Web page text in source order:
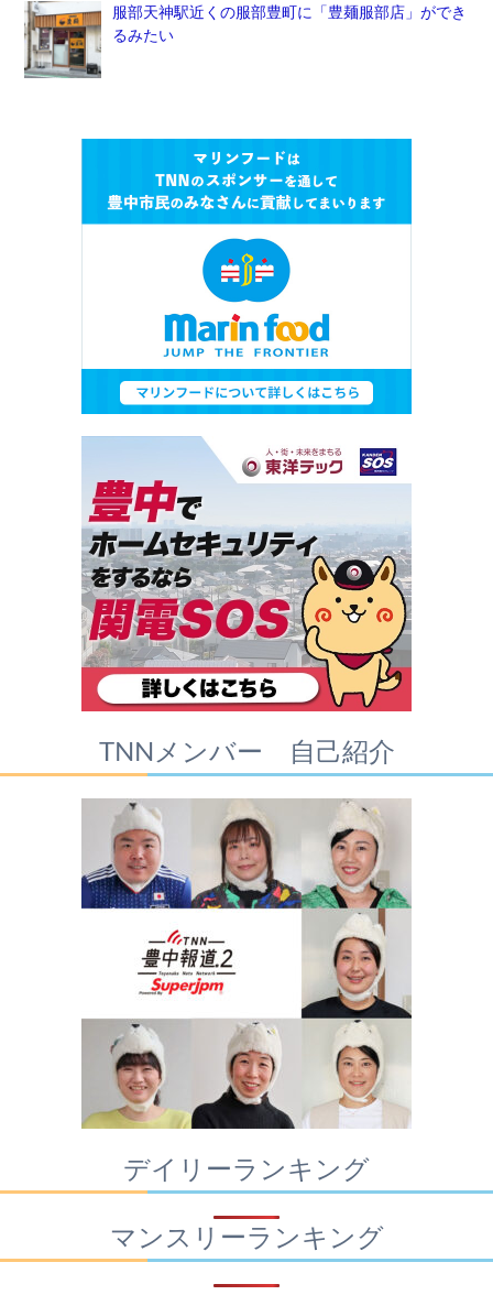
服部天神駅近くの服部豊町に「豊麺服部店」ができ
るみたい
TNNメンバー 自己紹介
デイリーランキング
マンスリーランキング